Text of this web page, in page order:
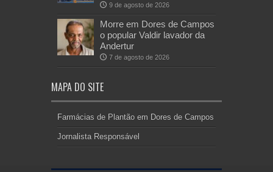
9 de agosto de 2026
Morre em Dores de Campos
o popular Valdir lavador da
Andertur
7 de agosto de 2026
MAPA DO SITE
Farmácias de Plantão em Dores de Campos
Jornalista Responsável